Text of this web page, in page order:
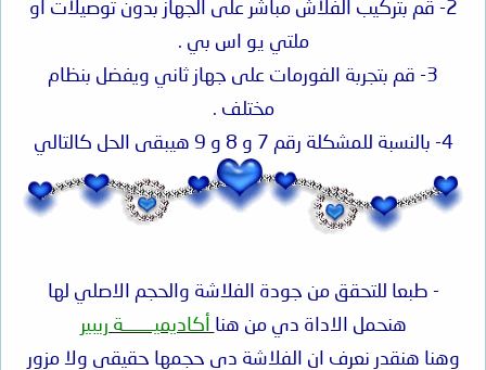
2- قم بتركيب الفلاش مباشر على الجهاز بدون توصيلات او
ملتي يو اس بي .
3- قم بتجربة الفورمات على جهاز ثاني ويفضل بنظام
مختلف .
4- بالنسبة للمشكلة رقم 7 و 8 و 9 هيبقى الحل كالتالي
- طبعا للتحقق من جودة الفلاشة والحجم الاصلي لها
هنحمل الاداة دي من هنا أكاديميـــــــة ريبير
وهنا هنقدر نعرف ان الفلاشة دي حجمها حقيقي ولا مزور